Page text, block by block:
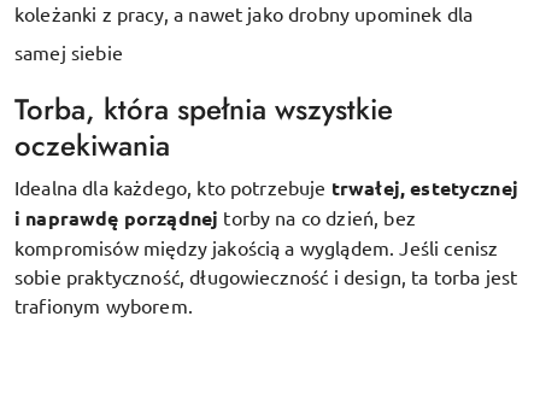
koleżanki z pracy, a nawet jako drobny upominek dla
samej siebie
Torba, która spełnia wszystkie
oczekiwania
Idealna dla każdego, kto potrzebuje trwałej, estetycznej
i naprawdę porządnej torby na co dzień, bez
kompromisów między jakością a wyglądem. Jeśli cenisz
sobie praktyczność, długowieczność i design, ta torba jest
trafionym wyborem.